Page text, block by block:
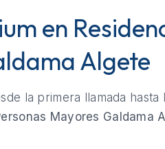
en
Algete
la primera llamada
Mayores Galdama